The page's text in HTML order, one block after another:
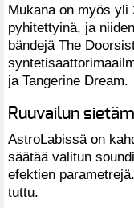
Mukana on myös
pyhitettyinä, ja
bändejä The
ja Tangerine Dream.
Ruuvailun
AstroLabissä on
säätää valitun
efektien
tuttu.